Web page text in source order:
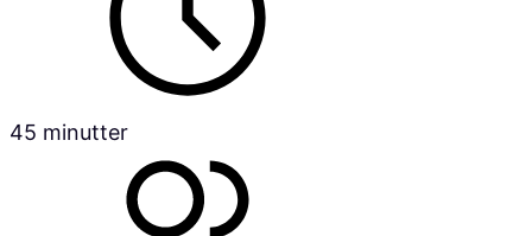
45 minutter